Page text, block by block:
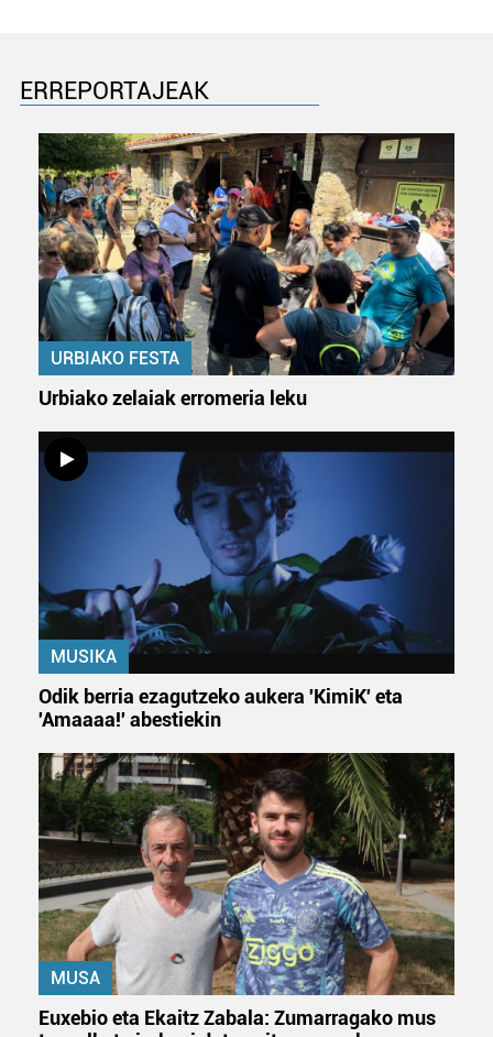
ERREPORTAJEAK
URBIAKO FESTA
Urbiako zelaiak erromeria leku
MUSIKA
Odik berria ezagutzeko aukera 'KimiK' eta
'Amaaaa!' abestiekin
MUSA
Euxebio eta Ekaitz Zabala: Zumarragako mus